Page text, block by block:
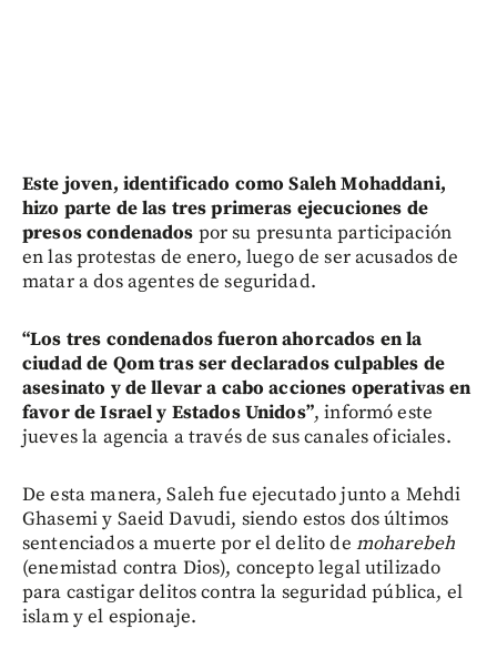
Este joven, identificado como Saleh Mohaddani,
hizo parte de las tres primeras ejecuciones de
presos condenados por su presunta participación
en las protestas de enero, luego de ser acusados de
matar a dos agentes de seguridad.
“Los tres condenados fueron ahorcados en la
ciudad de Qom tras ser declarados culpables de
asesinato y de llevar a cabo acciones operativas en
favor de Israel y Estados Unidos”, informó este
jueves la agencia a través de sus canales oficiales.
De esta manera, Saleh fue ejecutado junto a Mehdi
Ghasemi y Saeid Davudi, siendo estos dos últimos
sentenciados a muerte por el delito de moharebeh
(enemistad contra Dios), concepto legal utilizado
para castigar delitos contra la seguridad pública, el
islam y el espionaje.